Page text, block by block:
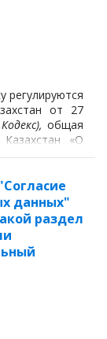
регулируются
от 27
общая
«О
данных"
раздел